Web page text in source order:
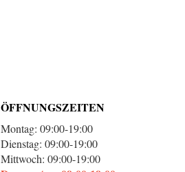
ÖFFNUNGSZEITEN
Montag: 09:00-19:00
Dienstag: 09:00-19:00
Mittwoch: 09:00-19:00